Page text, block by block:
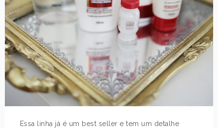
Essa linha já é um best seller e tem um detalhe